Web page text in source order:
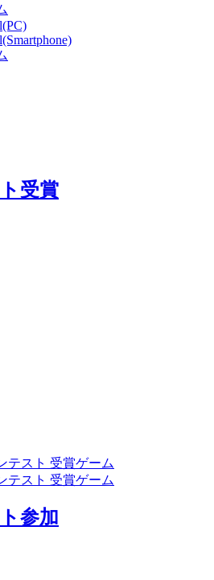
受賞
テスト 受賞ゲーム
テスト 受賞ゲーム
参加